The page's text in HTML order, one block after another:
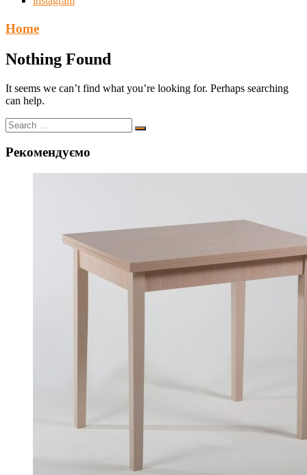
Home
Nothing Found
It seems we can’t find what you’re looking for. Perhaps searching
can help.
Рекомендуємо